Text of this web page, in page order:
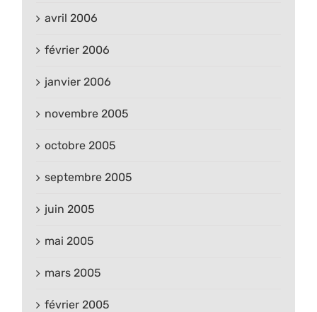
avril 2006
février 2006
janvier 2006
novembre 2005
octobre 2005
septembre 2005
juin 2005
mai 2005
mars 2005
février 2005